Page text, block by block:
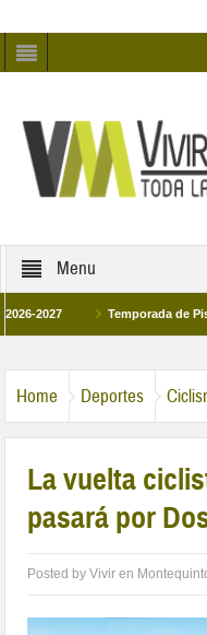
Menu
Temporada de Piscinas
Home Deportes
La vuelta
pasará por
Posted byVivir en